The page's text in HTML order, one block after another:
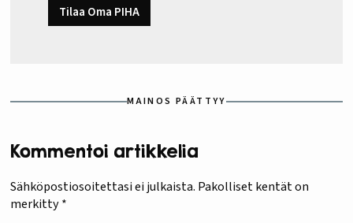
Tilaa Oma PIHA
MAINOS PÄÄTTYY
Kommentoi artikkelia
Sähköpostiosoitettasi ei julkaista. Pakolliset kentät on
merkitty*